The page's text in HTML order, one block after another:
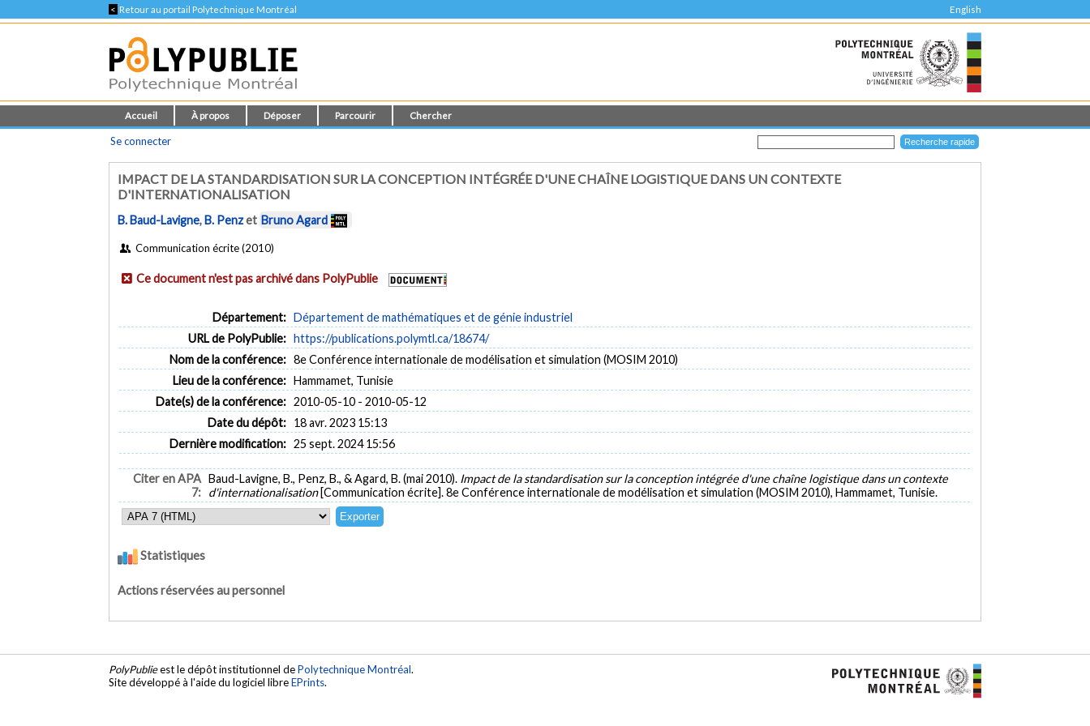
< Retour au portail Polytechnique Montréal English
Accueil À propos Déposer Parcourir Chercher
Se connecter
IMPACT DE LA STANDARDISATION SUR LA CONCEPTION INTÉGRÉE D'UNE CHAÎNE LOGISTIQUE DANS UN CONTEXTE
D'INTERNATIONALISATION
B. Baud-Lavigne,B. Penzet Bruno Agard
Communication écrite (2010)
Ce document n'est pas archivé dans PolyPublie
Département: Département de mathématiques et de génie industriel
URL de PolyPublie: https://publications.polymtl.ca/18674/
Nom de la conférence: 8e Conférence internationale de modélisation et simulation (MOSIM 2010)
Lieu de la conférence: Hammamet, Tunisie
Date(s) de la conférence: 2010-05-10 - 2010-05-12
Date du dépôt: 18 avr. 2023 15:13
Dernière modification: 25 sept. 2024 15:56
Citer en APA
7:
Baud-Lavigne, B., Penz, B., & Agard, B. (mai 2010). Impact de la standardisation sur la conception intégrée d'une chaîne logistique dans un contexte
d'internationalisation [Communication écrite]. 8e Conférence internationale de modélisation et simulation (MOSIM 2010), Hammamet, Tunisie.
Statistiques
Actions réservées au personnel
PolyPublieest le dépôt institutionnel dePolytechnique Montréal.
Site développé à l'aide du logiciel libreEPrints.